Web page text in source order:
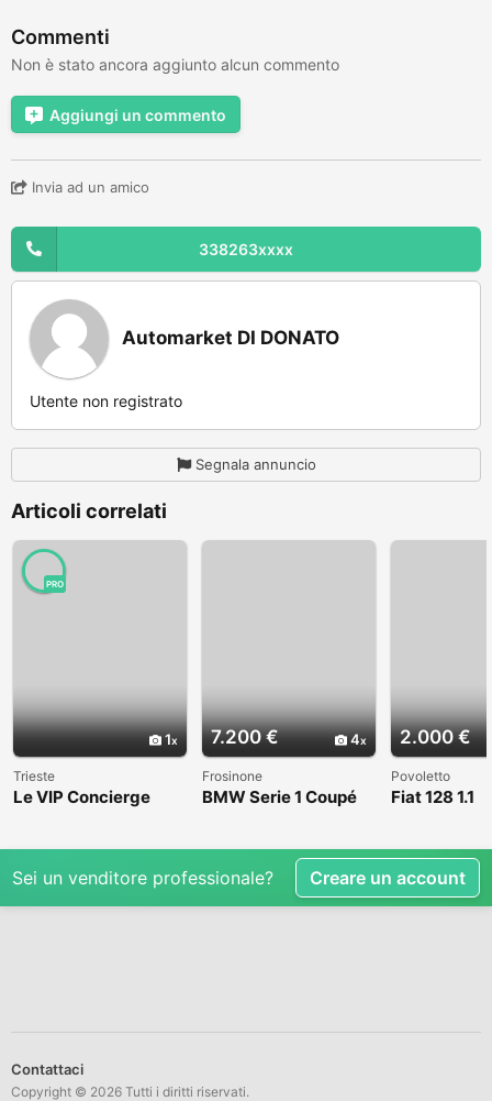
Commenti
Non è stato ancora aggiunto alcun commento
Aggiungi un commento
Invia ad un amico
338263xxxx
Automarket DI DONATO
Utente non registrato
Segnala annuncio
Articoli correlati
1
PRO
Trieste
Le VIP Concierge
7.200 € 4
Frosinone
BMW Serie 1 Coupé
2.000 €
Povoletto
Fiat 128 1.1
Sei un venditore professionale? Creare un account
Contattaci
Copyright © 2026 Tutti i diritti riservati.